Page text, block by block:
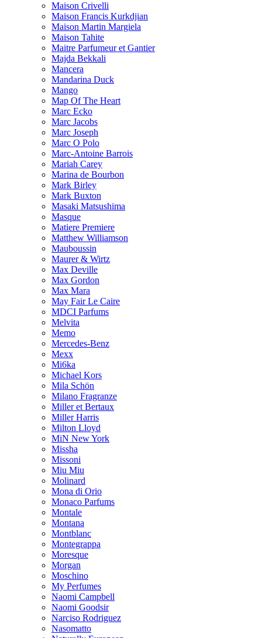
Maison Crivelli
Maison Francis Kurkdjian
Maison Martin Margiela
Maison Tahite
Maitre Parfumeur et Gantier
Majda Bekkali
Mancera
Mandarina Duck
Mango
Map Of The Heart
Marc Ecko
Marc Jacobs
Marc Joseph
Marc O Polo
Marc-Antoine Barrois
Mariah Carey
Marina de Bourbon
Mark Birley
Mark Buxton
Masaki Matsushima
Masque
Matiere Premiere
Matthew Williamson
Mauboussin
Maurer & Wirtz
Max Deville
Max Gordon
Max Mara
May Fair Le Caire
MDCI Parfums
Melvita
Memo
Mercedes-Benz
Mexx
Mi6ka
Michael Kors
Mila Schön
Milano Fragranze
Miller et Bertaux
Miller Harris
Milton Lloyd
MiN New York
Missha
Missoni
Miu Miu
Molinard
Mona di Orio
Monaco Parfums
Montale
Montana
Montblanc
Montegrappa
Moresque
Morgan
Moschino
My Perfumes
Naomi Campbell
Naomi Goodsir
Narciso Rodriguez
Nasomatto